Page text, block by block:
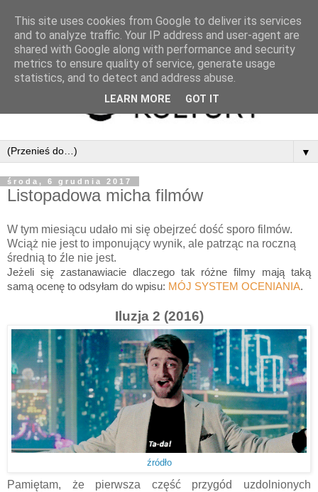
▼
środa, 6 grudnia 2017
Listopadowa micha filmów
W tym miesiącu udało mi się obejrzeć dość sporo filmów.
Wciąż nie jest to imponujący wynik, ale patrząc na roczną
średnią to źle nie jest.
Jeżeli się zastanawiacie dlaczego tak różne filmy mają taką
samą ocenę to odsyłam do wpisu: MÓJ SYSTEM OCENIANIA.
Iluzja 2 (2016)
źródło
Pamiętam, że pierwsza część przygód uzdolnionych
This site uses cookies from Google to deliver its services
and to analyze traffic. Your IP address and user-agent are
shared with Google along with performance and security
metrics to ensure quality of service, generate usage
statistics, and to detect and address abuse.
LEARN MORE GOT IT